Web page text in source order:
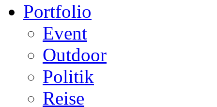
Portfolio
Event
Outdoor
Politik
Reise